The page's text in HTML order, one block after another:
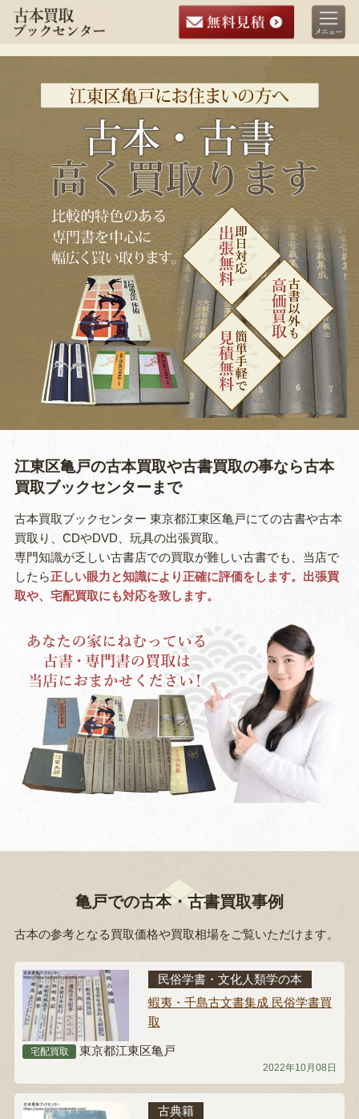
江東区亀戸の古本買取や古書買取の事なら古本
買取ブックセンターまで
古本買取ブックセンター 東京都江東区亀戸にての古書や古本
買取り、CDやDVD、玩具の出張買取。
専門知識が乏しい古書店での買取が難しい古書でも、当店で
したら正しい眼力と知識により正確に評価をします。出張買
取や、宅配買取にも対応を致します。
亀戸での古本・古書買取事例
古本の参考となる買取価格や買取相場をご覧いただけます。
民俗学書・文化人類学の本
蝦夷・千島古文書集成 民俗学書買
取
宅配買取 東京都江東区亀戸
2022年10月08日
古典籍